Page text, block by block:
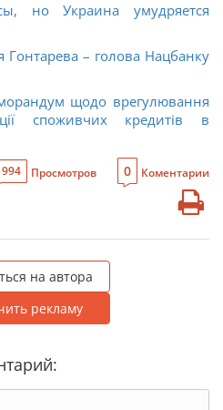
но Украина умудряется
Гонтарева – голова Нацбанку
щодо врегулювання
споживчих кредитів в
Просмотров 0 Коментарии
на автора
рекламу